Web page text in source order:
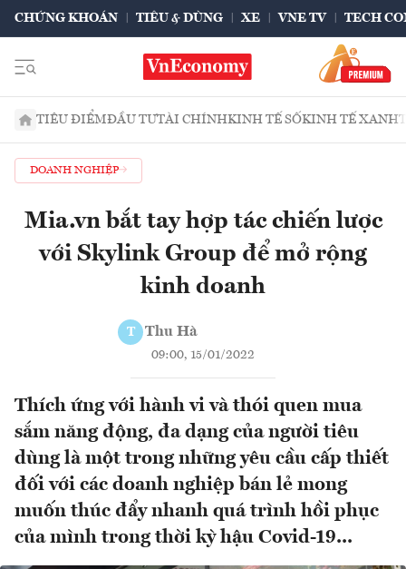
CHỨNG KHOÁN TIÊU & DÙNG XE VNE TV TECH
TIÊU ĐIỂMĐẦU TƯTÀI CHÍNHKINH TẾ SỐKINH TẾ XANH
DOANH NGHIỆP
Mia.vn bắt tay hợp tác chiến lược
với Skylink Group để mở rộng
kinh doanh
T Thu Hà
09:00, 15/01/2022
Thích ứng với hành vi và thói quen mua
sắm năng động, đa dạng của người tiêu
dùng là một trong những yêu cầu cấp thiết
đối với các doanh nghiệp bán lẻ mong
muốn thúc đẩy nhanh quá trình hồi phục
của mình trong thời kỳ hậu Covid-19...